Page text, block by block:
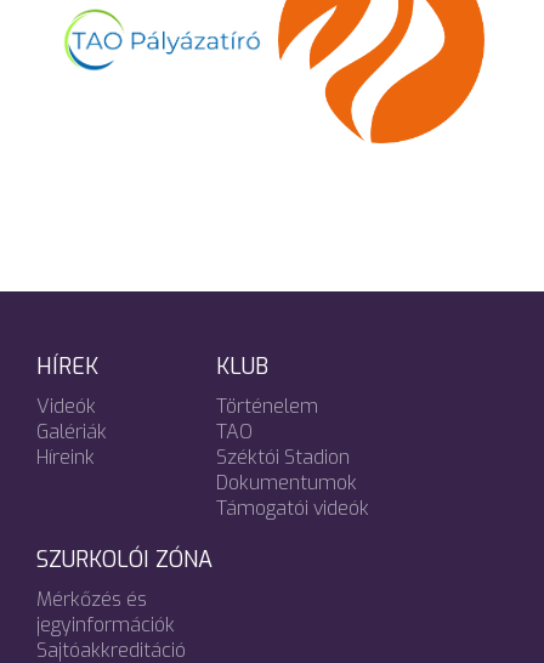
HÍREK
Videók
Galériák
Híreink
KLUB
Történelem
TAO
Széktói Stadion
Dokumentumok
Támogatói videók
SZURKOLÓI ZÓNA
Mérkőzés és
jegyinformációk
Sajtóakkreditáció